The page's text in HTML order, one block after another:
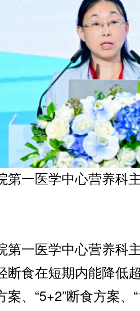
第一医学中心营养科
第一医学中心营养科
断食在短期内能降低
、“5+2”断食方案、